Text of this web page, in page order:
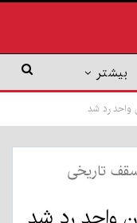
بیشتر
تاریخی